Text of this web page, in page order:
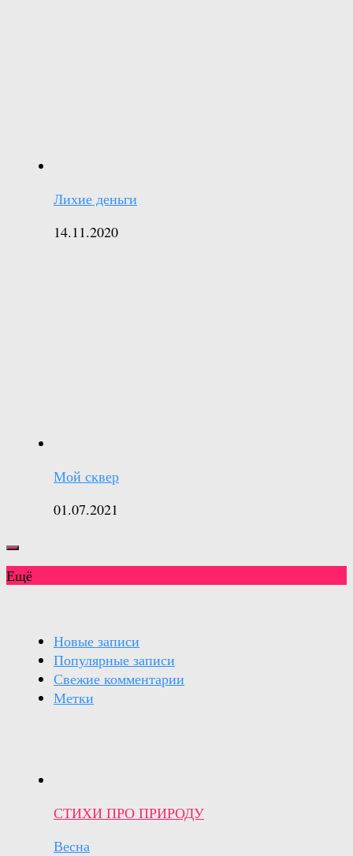
Лихие деньги
14.11.2020
Мой сквер
01.07.2021
Ещё
Новые записи
Популярные записи
Свежие комментарии
Метки
СТИХИ ПРО ПРИРОДУ
Весна